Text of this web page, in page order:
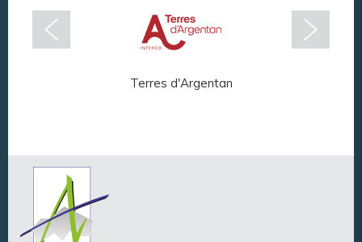
Terres d'Argentan